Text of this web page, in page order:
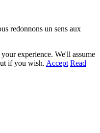
redonnons un sens aux
experience. We'll assume
if you wish. Accept Read